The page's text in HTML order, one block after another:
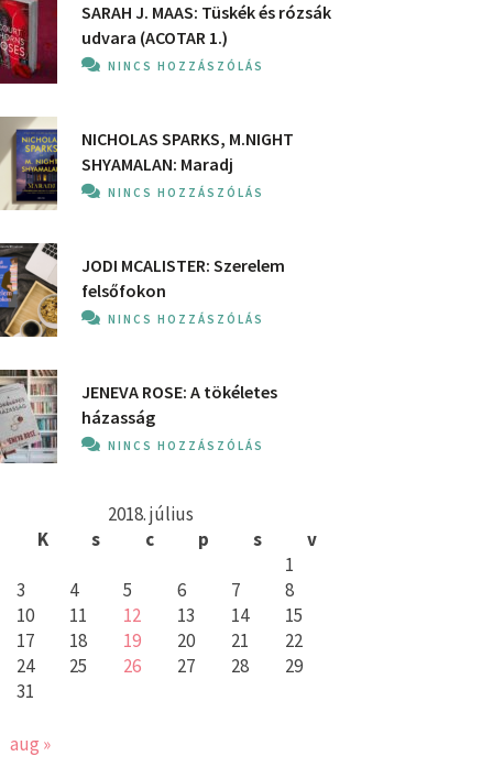
SARAH J. MAAS: Tüskék és rózsák
udvara (ACOTAR 1.)
NINCS HOZZÁSZÓLÁS
NICHOLAS SPARKS, M.NIGHT
SHYAMALAN: Maradj
NINCS HOZZÁSZÓLÁS
JODI MCALISTER: Szerelem
felsőfokon
NINCS HOZZÁSZÓLÁS
JENEVA ROSE: A ​tökéletes
házasság
NINCS HOZZÁSZÓLÁS
2018. július
K s c p s
v
1
3 4 5 6 7
8
10 11 12 13 14
15
17 18 19 20 21
22
24 25 26 27 28
29
31
aug »